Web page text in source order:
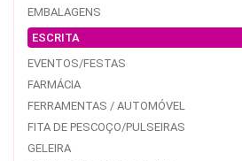
EMBALAGENS
ESCRITA
EVENTOS/FESTAS
FARMÁCIA
FERRAMENTAS / AUTOMÓVEL
FITA DE PESCOÇO/PULSEIRAS
GELEIRA